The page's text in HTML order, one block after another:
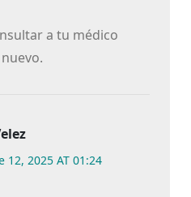
a tu médico
12, 2025 AT 01:24